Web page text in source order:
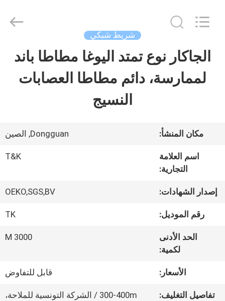
منزل
المنتجات
حول
جولة
المعمل
الجودة
Garment
Accessories
Rights
Reserved.
شريط شبكي
الجاكار نوع تمتد اليوغا مطاطا باند
لممارسة، دائم مطاطا العصابات
النسيج
مكان المنشأ: Dongguan, الصين
اسم العلامة
التجارية:
T&K
إصدار الشهادات: OEKO,SGS,BV
رقم الموديل: TK
الحد الأدنى
لكمية:
3000 M
الأسعار: قابل للتفاوض
تفاصيل التغليف:
300-400m / الشركة التونسية للملاحة،